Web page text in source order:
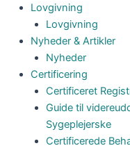
Lovgivning
Lovgivning
Nyheder & Artikler
Nyheder
Certificering
Certificeret
Guide til
Sygeplejerske
Certificerede